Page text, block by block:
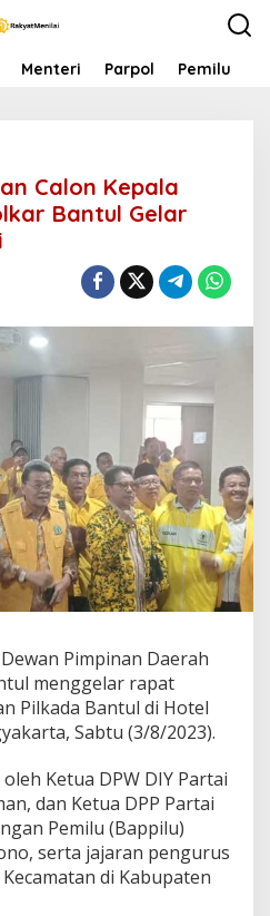
Menteri Parpol Pemilu
Calon Kepala
Bantul Gelar
Dewan Pimpinan Daerah
menggelar rapat
Pilkada Bantul di Hotel
Sabtu (3/8/2023).
Ketua DPW DIY Partai
dan Ketua DPP Partai
Pemilu (Bappilu)
serta jajaran pengurus
di Kabupaten